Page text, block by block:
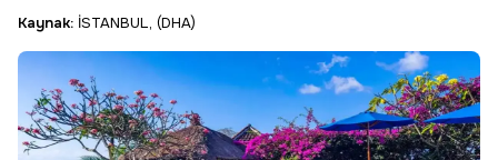
Kaynak: İSTANBUL, (DHA)